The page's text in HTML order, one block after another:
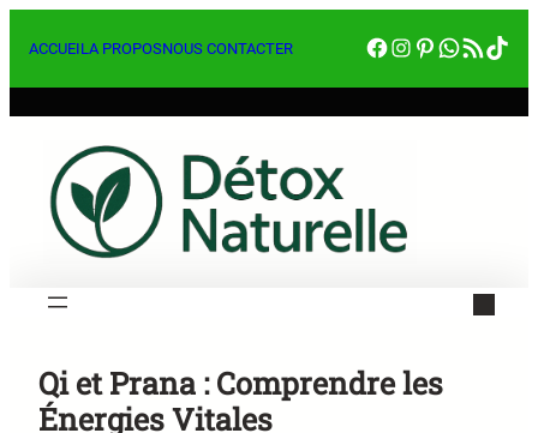
auACCUEILA PROPOSNOUS CONTACTER Facebook
Instagram
Pinterest
RSS Feed
Qi et Prana : Comprendre les
Énergies Vitales